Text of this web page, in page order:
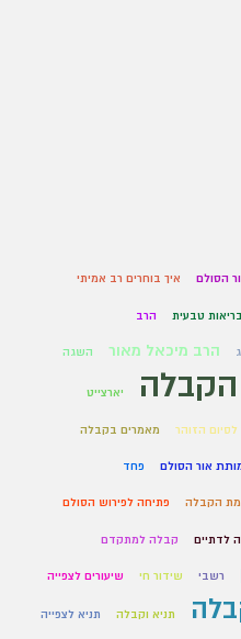
הסולם איך בוחרים רב אמיתי
בריאות טבעית הרב
הרב מיכאל מאור השגה
יארצייט
הזוהר מאמרים בקבלה
אור הסולם פחד
הקבלה פתיחה לפירוש הסולם
לדתיים קבלה למתקדם
רשבי שידור חי שיעורים לצפייה
תניא וקבלה תניא לצפייה